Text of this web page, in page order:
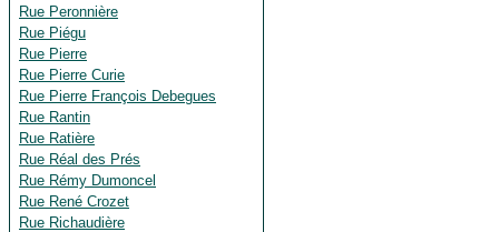
Rue Peronnière
Rue Piégu
Rue Pierre
Rue Pierre Curie
Rue Pierre François Debegues
Rue Rantin
Rue Ratière
Rue Réal des Prés
Rue Rémy Dumoncel
Rue René Crozet
Rue Richaudière